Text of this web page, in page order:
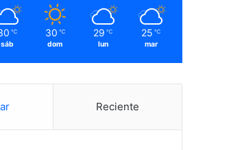
℃
sáb
30 ℃
dom
29 ℃
lun
25 ℃
mar
Reciente